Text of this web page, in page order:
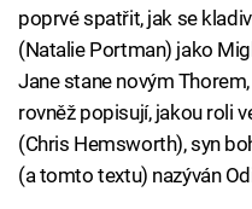
poprvé spatřit, jak se
(Natalie Portman) jako
Jane stane novým
rovněž popisují, jakou roli
(Chris Hemsworth), syn
(a tomto textu) nazýván